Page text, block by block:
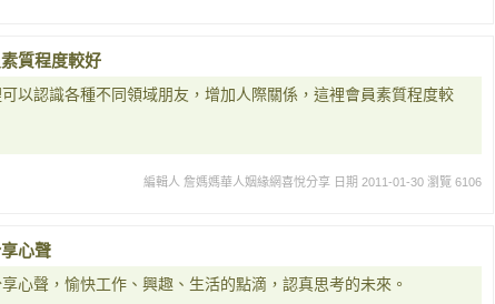
質程度較好
以認識各種不同領域朋友，增加人際關係，這裡會員素質程度較
編輯人 詹媽媽華人姻緣網喜悅分享 日期 2011-01-30 瀏覽 6106
心聲
心聲，愉快工作、興趣、生活的點滴，認真思考的未來。